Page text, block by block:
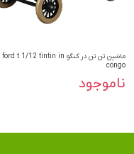
ماشین تن تن در کنگو ford t 1/12 tintin in
congo
ناموجود